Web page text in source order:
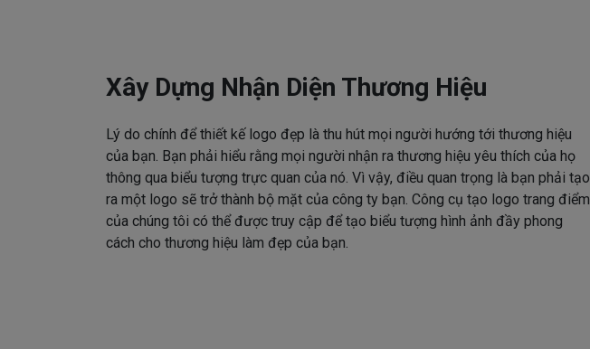
Xây Dựng Nhận Diện Thương Hiệu
Lý do chính để thiết kế logo đẹp là thu hút mọi người hướng tới thương hiệu
của bạn. Bạn phải hiểu rằng mọi người nhận ra thương hiệu yêu thích của họ
thông qua biểu tượng trực quan của nó. Vì vậy, điều quan trọng là bạn phải tạo
ra một logo sẽ trở thành bộ mặt của công ty bạn. Công cụ tạo logo trang điểm
của chúng tôi có thể được truy cập để tạo biểu tượng hình ảnh đầy phong
cách cho thương hiệu làm đẹp của bạn.